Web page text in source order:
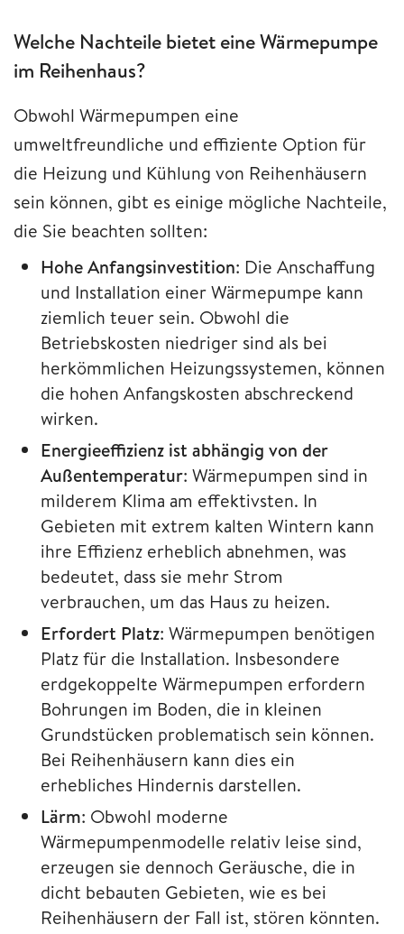
Welche Nachteile bietet eine Wärmepumpe
im Reihenhaus?
Obwohl Wärmepumpen eine
umweltfreundliche und effiziente Option für
die Heizung und Kühlung von Reihenhäusern
sein können, gibt es einige mögliche Nachteile,
die Sie beachten sollten:
Hohe Anfangsinvestition: Die Anschaffung
und Installation einer Wärmepumpe kann
ziemlich teuer sein. Obwohl die
Betriebskosten niedriger sind als bei
herkömmlichen Heizungssystemen, können
die hohen Anfangskosten abschreckend
wirken.
Energieeffizienz ist abhängig von der
Außentemperatur: Wärmepumpen sind in
milderem Klima am effektivsten. In
Gebieten mit extrem kalten Wintern kann
ihre Effizienz erheblich abnehmen, was
bedeutet, dass sie mehr Strom
verbrauchen, um das Haus zu heizen.
Erfordert Platz: Wärmepumpen benötigen
Platz für die Installation. Insbesondere
erdgekoppelte Wärmepumpen erfordern
Bohrungen im Boden, die in kleinen
Grundstücken problematisch sein können.
Bei Reihenhäusern kann dies ein
erhebliches Hindernis darstellen.
Lärm: Obwohl moderne
Wärmepumpenmodelle relativ leise sind,
erzeugen sie dennoch Geräusche, die in
dicht bebauten Gebieten, wie es bei
Reihenhäusern der Fall ist, stören könnten.